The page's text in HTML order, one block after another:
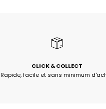
CLICK & COLLECT
Rapide, facile et sans minimum